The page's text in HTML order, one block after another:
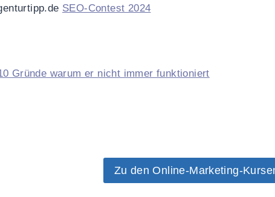
SEO-Contest 2024
Gründe warum er nicht immer funktioniert
Zu den Online-Marketing-